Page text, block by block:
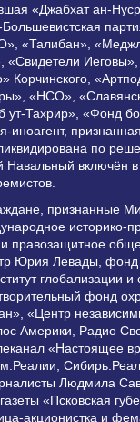
«Джабхат ан-
«Талибан»,
«Свидетели
Корчинского,
«НСО»,
ут-Тахрир», «Фонд
иноагент, признанная
по
Навальный включён
признанные
историко-
и правозащитное
Юрия Левады,
глобализации и
фонд
«Центр
Америки, Радио
«Настоящее
Людмила
«Псковская
акционистка и